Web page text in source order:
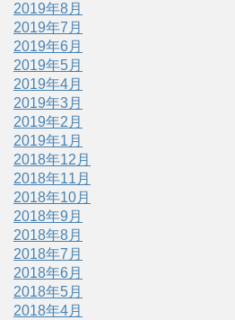
2019年8月
2019年7月
2019年6月
2019年5月
2019年4月
2019年3月
2019年2月
2019年1月
2018年12月
2018年11月
2018年10月
2018年9月
2018年8月
2018年7月
2018年6月
2018年5月
2018年4月